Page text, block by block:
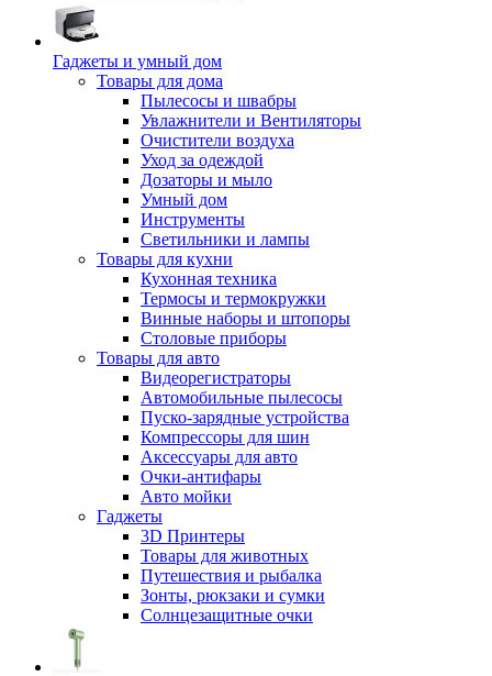
Гаджеты и умный дом
Товары для дома
Пылесосы и швабры
Увлажнители и Вентиляторы
Очистители воздуха
Уход за одеждой
Дозаторы и мыло
Умный дом
Инструменты
Светильники и лампы
Товары для кухни
Кухонная техника
Термосы и термокружки
Винные наборы и штопоры
Столовые приборы
Товары для авто
Видеорегистраторы
Автомобильные пылесосы
Пуско-зарядные устройства
Компрессоры для шин
Аксессуары для авто
Очки-антифары
Авто мойки
Гаджеты
3D Принтеры
Товары для животных
Путешествия и рыбалка
Зонты, рюкзаки и сумки
Солнцезащитные очки